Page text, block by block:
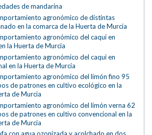
de mandarina
agronómico de distintas
en la comarca de la Huerta de Murcia
agronómico del caqui en
la Huerta de Murcia
agronómico del caqui en
en la Huerta de Murcia
agronómico del limón fino 95
de patrones en cultivo ecológico en la
de Murcia
agronómico del limón verna 62
de patrones en cultivo convencional en la
de Murcia